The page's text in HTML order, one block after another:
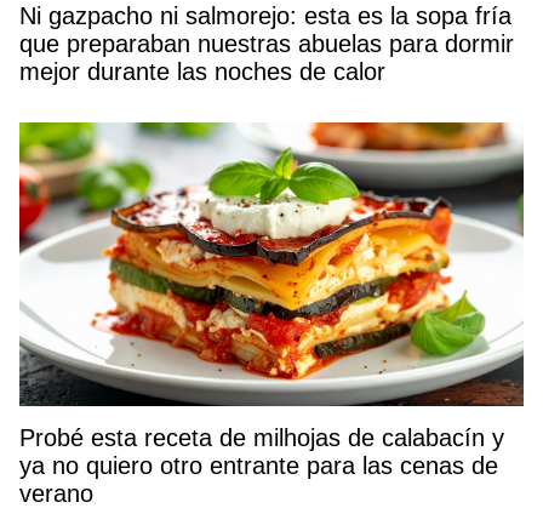
Ni gazpacho ni salmorejo: esta es la sopa fría
que preparaban nuestras abuelas para dormir
mejor durante las noches de calor
Probé esta receta de milhojas de calabacín y
ya no quiero otro entrante para las cenas de
verano